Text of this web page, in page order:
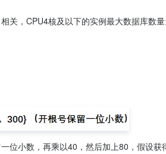
关，CPU4核及以下的实例最大数据库数
位小数，再乘以40，然后加上80，假设